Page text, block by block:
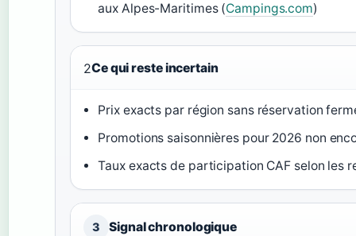
aux Alpes-Maritimes (Campings.com)
2Ce qui reste incertain
Prix exacts par région sans réservation
Promotions saisonnières pour 2026 non
Taux exacts de participation CAF selon les
3 Signal chronologique